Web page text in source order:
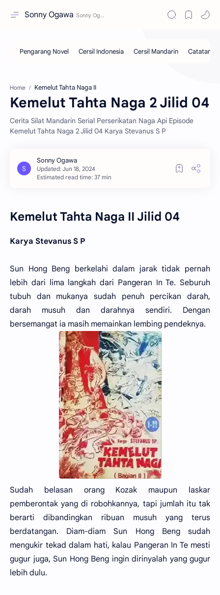
Sonny Ogawa
Home Kemelut Tahta Naga II
Kemelut Tahta Naga 2 Jilid 04
Cerita Silat Mandarin Serial Perserikatan Naga Api Episode
Kemelut Tahta Naga 2 Jilid 04 Karya Stevanus S P
Estimated read time: 37 min
Kemelut Tahta Naga II Jilid 04
Karya Stevanus S P
Sun Hong Beng berkelahi dalam jarak tidak pernah
lebih dari lima langkah dari Pangeran In Te. Seburuh
tubuh dan mukanya sudah penuh percikan darah,
darah musuh dan darahnya sendiri. Dengan
bersemangat ia masih memainkan lembing pendeknya.
Sudah belasan orang Kozak maupun laskar
pemberontak yang di robohkannya, tapi jumlah itu tak
berarti dibandingkan ribuan musuh yang terus
berdatangan. Diam-diam Sun Hong Beng sudah
mengukir tekad dalam hati, kalau Pangeran In Te mesti
gugur juga, Sun Hong Beng ingin dirinyalah yang gugur
lebih dulu.